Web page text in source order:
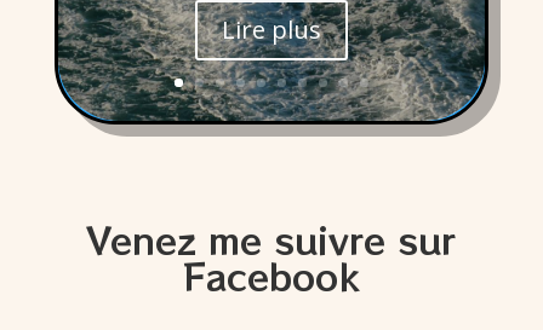
Lire plus
Venez me suivre sur
Facebook